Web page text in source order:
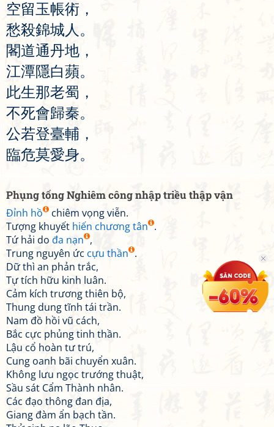
空留玉帳術 ，
愁殺錦城 人 。
閣道通丹地 ，
江潭隱白蘋。
此生那老蜀 ，
不死會歸秦。
公若登臺輔 ，
臨危莫愛身。
Phụng tống Nghiêm công nhập triều thập vận
Đỉnh hồ
chiêm vọng viễn.
Tượng khuyết hiến chương tân .
Tứ hải do đa nạn ,
Trung nguyên ức cựu thần .
Dữ thì an phản trắc,
Tự tích hữu kinh luân.
Cảm kích trương thiên bộ,
Thung dung tĩnh tái trần.
Nam đồ hồi vũ cách,
Bắc cực phủng tinh thần.
Lậu cổ hoàn tư trú,
Cung oanh bãi chuyển xuân.
Không lưu ngọc trướng thuật,
Sầu sát Cẩm Thành nhân.
Các đạo thông đan địa,
Giang đàm ẩn bạch tần.